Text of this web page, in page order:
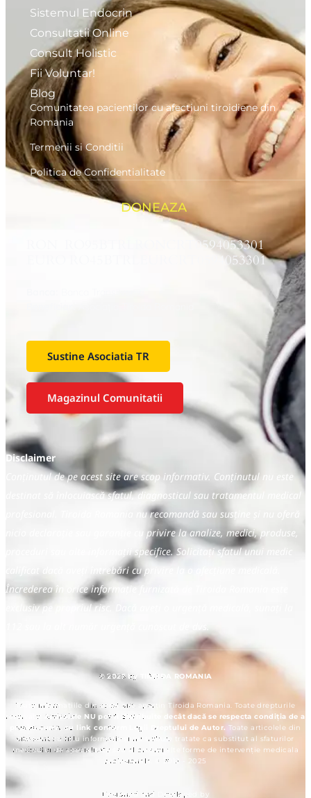
Sistemul Endocrin
Consultatii Online
Consult Holistic
Fii Voluntar!
Blog
Comunitatea pacientilor cu afectiuni tiroidiene din
Romania
Termenii si Conditii
Politica de Confidentialitate
DONEAZA
RON RO95BTRLRONCRT0594053301
EURO RO45BTRLEURCRT0594053301
Sustine Asociatia TR
Magazinul Comunitatii
Disclaimer
Conținutul de pe acest site are scop informativ. Conținutul nu este
destinat să înlocuiască sfatul, diagnosticul sau tratamentul medical
profesional. Tiroida Romania nu recomandă sau susține și nu oferă
nicio declarație sau garanție cu privire la analize, medici, produse,
proceduri sau alte informații specifice. Solicitați sfatul unui medic
calificat dacă aveți întrebări cu privire la o afecțiune medicală.
Încrederea în orice informație furnizată de Tiroida Romania este
exclusiv pe propriul risc. Dacă aveți o urgență medicală, sunați la
© 2025 by TIROIDA ROMANIA
Toate informațiile din acest site aparțin Tiroida Romania. Toate drepturile
rezervate. Articolele NU pot fi distribuite decât dacă se respecta condiția de a
preciza sursa, cu link conform Legii Dreptului de Autor. Toate articolele din
site sunt cu titlu informativ și nu trebuie tratate ca substitut al sfaturilor
medicului de specialitate sau al orcarei alte forme de intervenție medicala
profesionala. © 2012 - 2025
Designed and Developed by